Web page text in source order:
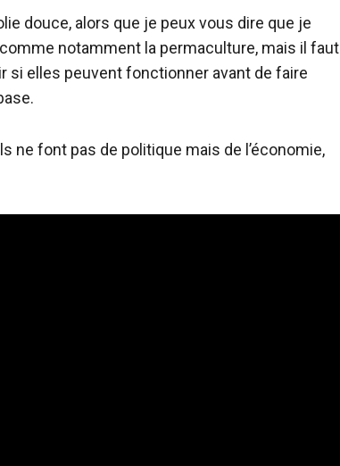
douce, alors que je peux vous dire que je
notamment la permaculture, mais il faut
si elles peuvent fonctionner avant de faire
ne font pas de politique mais de l’économie,